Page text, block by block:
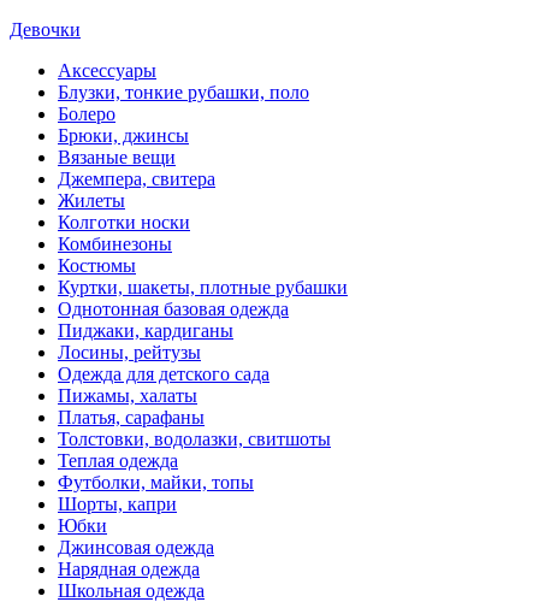
Девочки
Аксессуары
Блузки, тонкие рубашки, поло
Болеро
Брюки, джинсы
Вязаные вещи
Джемпера, свитера
Жилеты
Колготки носки
Комбинезоны
Костюмы
Куртки, шакеты, плотные рубашки
Однотонная базовая одежда
Пиджаки, кардиганы
Лосины, рейтузы
Одежда для детского сада
Пижамы, халаты
Платья, сарафаны
Толстовки, водолазки, свитшоты
Теплая одежда
Футболки, майки, топы
Шорты, капри
Юбки
Джинсовая одежда
Нарядная одежда
Школьная одежда